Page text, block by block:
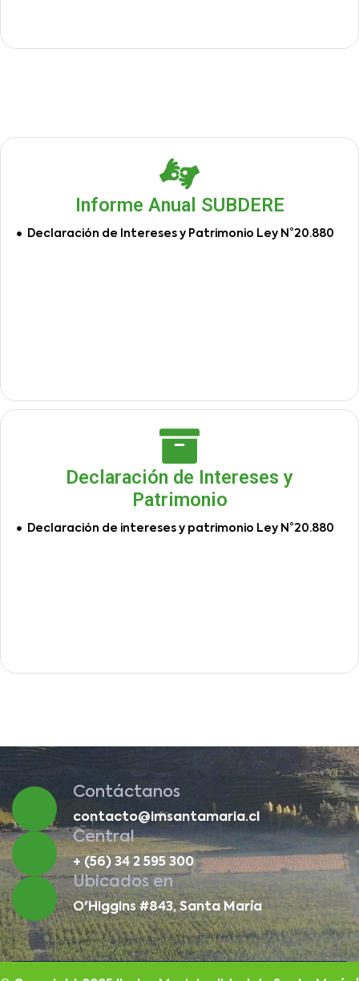
Informe Anual SUBDERE
Declaración de Intereses y Patrimonio Ley N°20.880
Declaración de Intereses y
Patrimonio
Declaración de intereses y patrimonio Ley N°20.880
Contáctanos
contacto@imsantamaria.cl
Central
+ (56) 34 2 595 300
Ubicados en
O'Higgins #843, Santa María